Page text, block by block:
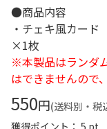
●商品内容
・チェキ風カー
×1枚
※本製品はランダ
はできませんので
550円(送料別・税
獲得ポイント： 5 pt